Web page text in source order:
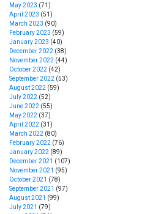
May 2023 (71)
April 2023 (51)
March 2023 (90)
February 2023 (59)
January 2023 (40)
December 2022 (38)
November 2022 (44)
October 2022 (42)
September 2022 (53)
August 2022 (59)
July 2022 (52)
June 2022 (55)
May 2022 (37)
April 2022 (31)
March 2022 (80)
February 2022 (76)
January 2022 (89)
December 2021 (107)
November 2021 (95)
October 2021 (78)
September 2021 (97)
August 2021 (99)
July 2021 (79)